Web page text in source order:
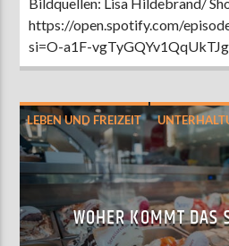
https://open.spotify.com/
si=O-a1F-vgTyGQYv1QqUkTJg
LEBEN UND FREIZEIT
WOHER KOMMT DAS